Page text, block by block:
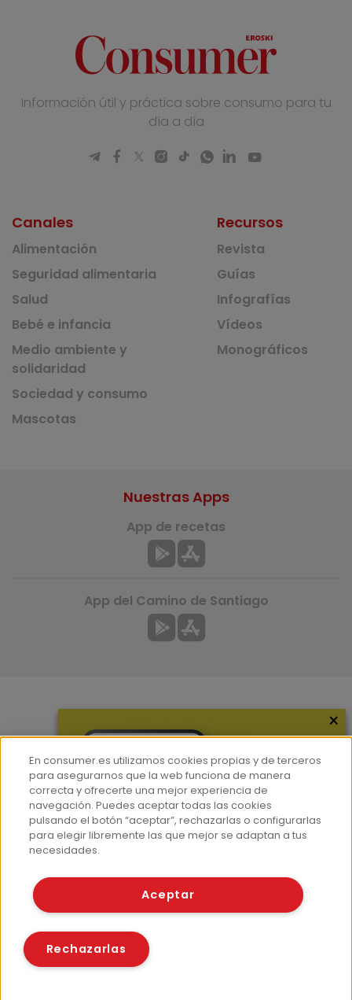
Información útil y práctica sobre consumo para tu
día a día
Canales
Alimentación
Seguridad alimentaria
Salud
Bebé e infancia
Medio ambiente y
solidaridad
Sociedad y consumo
Mascotas
Recursos
Revista
Guías
Infografías
Vídeos
Monográficos
Hemeroteca
Contacto
Prensa
Corpus Lingüístico Consumer
Nuestras Apps
App de recetas
App del Camino de Santiago
© Fundación EROSKI
Políticas de cookies
×
En consumer.es utilizamos cookies propias y de terceros
para asegurarnos que la web funciona de manera
correcta y ofrecerte una mejor experiencia de
navegación. Puedes aceptar todas las cookies
pulsando el botón “aceptar”, rechazarlas o configurarlas
para elegir libremente las que mejor se adaptan a tus
necesidades.
Aceptar
Rechazarlas